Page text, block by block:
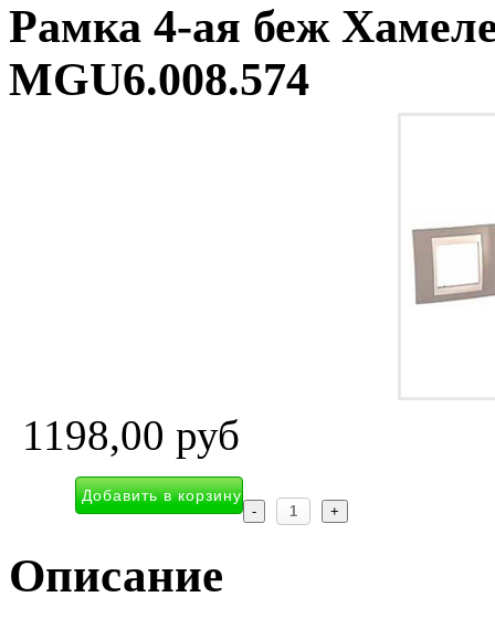
Рамка 4-ая беж
MGU6.008.574
1198,00 руб
Описание